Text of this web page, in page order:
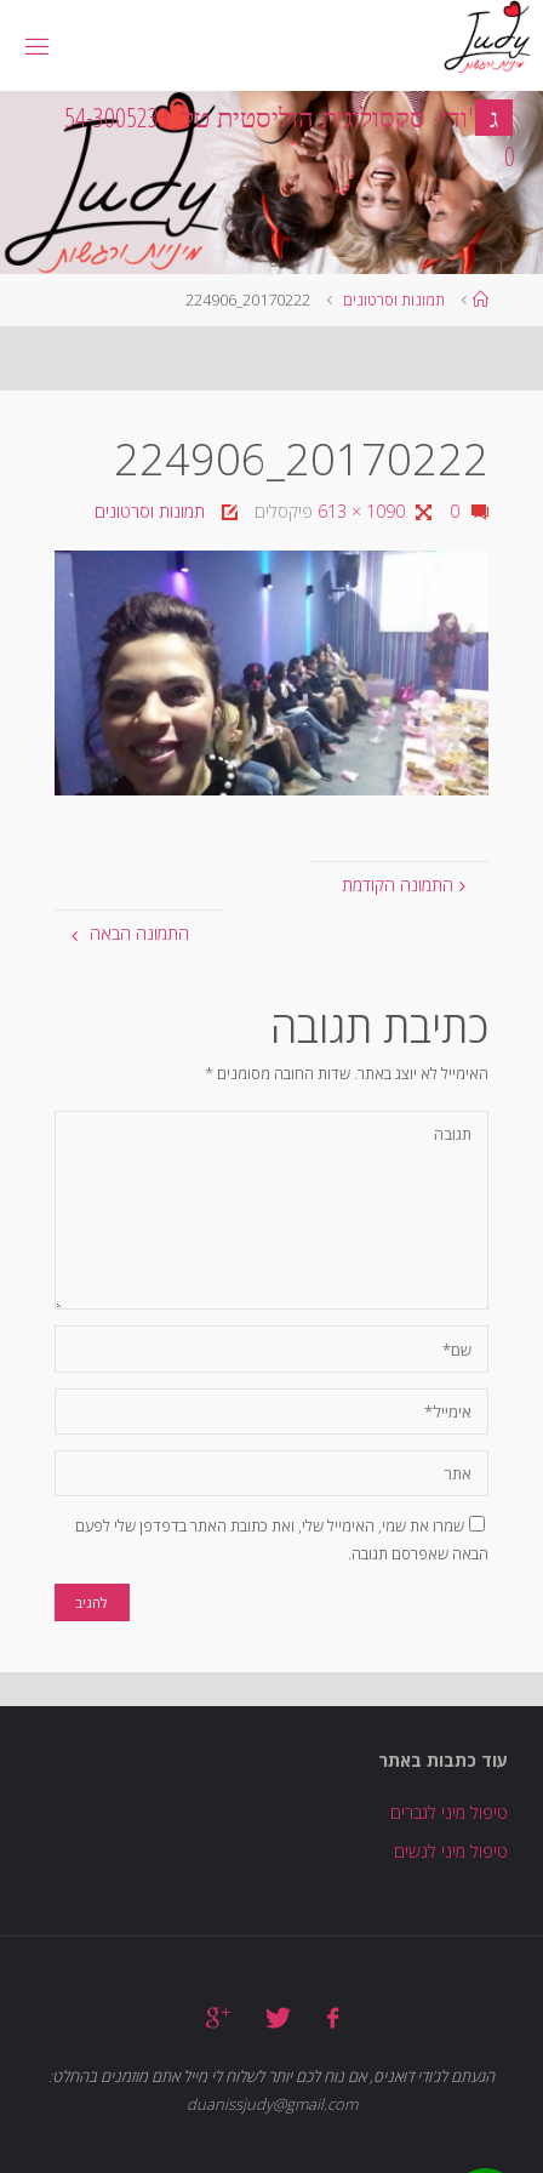
דלגו
לתוכן
ג 'ודי- סקסולוגית הוליסטית טל:
3
3
2
5
0
0
3
-
4
5
0
עמוד
ראשי
תמונות וסרטונים 20170222_224906
20170222_224906
0
גודל 1090 × 613 פיקסלים תמונות וסרטונים
התמונה הקודמת
התמונה הבאה
כתיבת תגובה
האימייל לא יוצג באתר. שדות החובה מסומנים *
שמרו את שמי, האימייל שלי, ואת כתובת האתר בדפדפן שלי לפעם
הבאה שאפרסם תגובה.
עוד כתבות באתר
טיפול מיני לגברים
טיפול מיני לנשים
הגעתם לג'ודי דואניס, אם נוח לכם יותר לשלוח לי מייל אתם מוזמנים בהחלט:
duanissjudy@gmail.com